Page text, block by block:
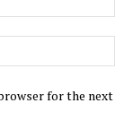
for the next